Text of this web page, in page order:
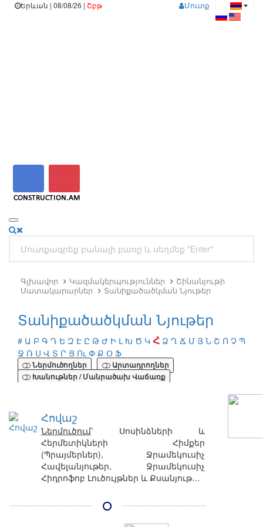
Մուտք
Երևան | 08/08/26 | Շբթ
Գլխավոր Կազմակերպություններ
Շինանյութի
Մատակարարներ
Տանիքածածկման Նյութեր
Տանիքածածկման Նյութեր
# Ա Բ Գ Դ Ե Զ Է Ը Թ Ժ Ի Լ Խ Ծ Կ Հ Ձ Ղ Ճ Մ Յ Ն Շ Ո Չ Պ
Ջ Ռ Ս Վ Տ Ր Ց Ու Փ Ք Օ Ֆ
Ներմուծողներ
Արտադրողներ
Խանութներ / Մանրածախ Վաճառք
Հովաշ
Ներմուծում՝ Սոսինձների և
Հերմետիկների Հիմքեր
(Պրայմերներ), Ջրամեկուսիչ
Հավելանյութեր, Ջրամեկուսիչ
Հիդրոֆոբ Լուծույթներ և Քսանյութեր,
Ջերմամեկուսիչ Նյութեր, Հանքային
Բամբակ / Քարաբամբակ,
Ապակեբամբակ, Ջրամեկուսիչ